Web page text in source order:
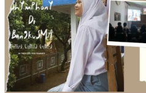
Gali Potensi Siswa Melalui
Pendek SMAPARA 2022...
Tanggal 23 Jun 2022, Dibaca1480 kali